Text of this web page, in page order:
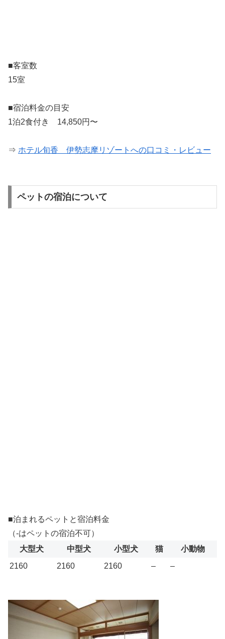
■客室数
15室
■宿泊料金の目安
1泊2食付き 14,850円〜
⇒ ホテル旬香 伊勢志摩リゾートへの口コミ・レビュー
ペットの宿泊について
■泊まれるペットと宿泊料金
（-はペットの宿泊不可）
大型犬
中型犬 小型犬 猫
小動物
2160
2160 2160 – –